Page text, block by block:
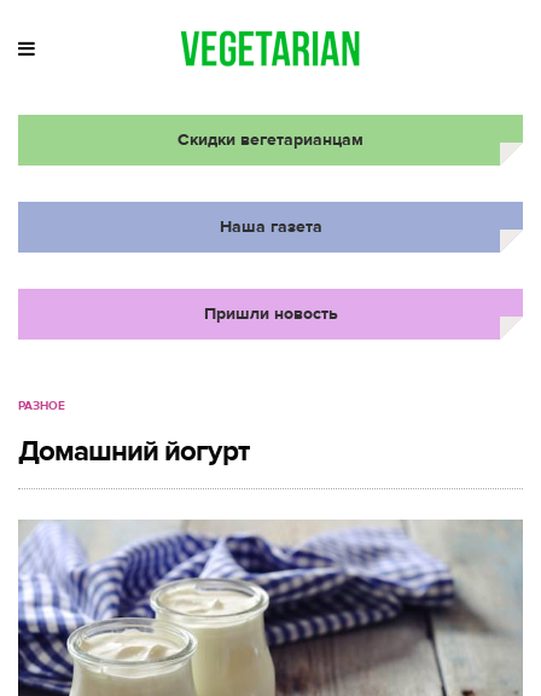
Скидки вегетарианцам
Наша газета
Пришли новость
РАЗНОЕ
Домашний йогурт